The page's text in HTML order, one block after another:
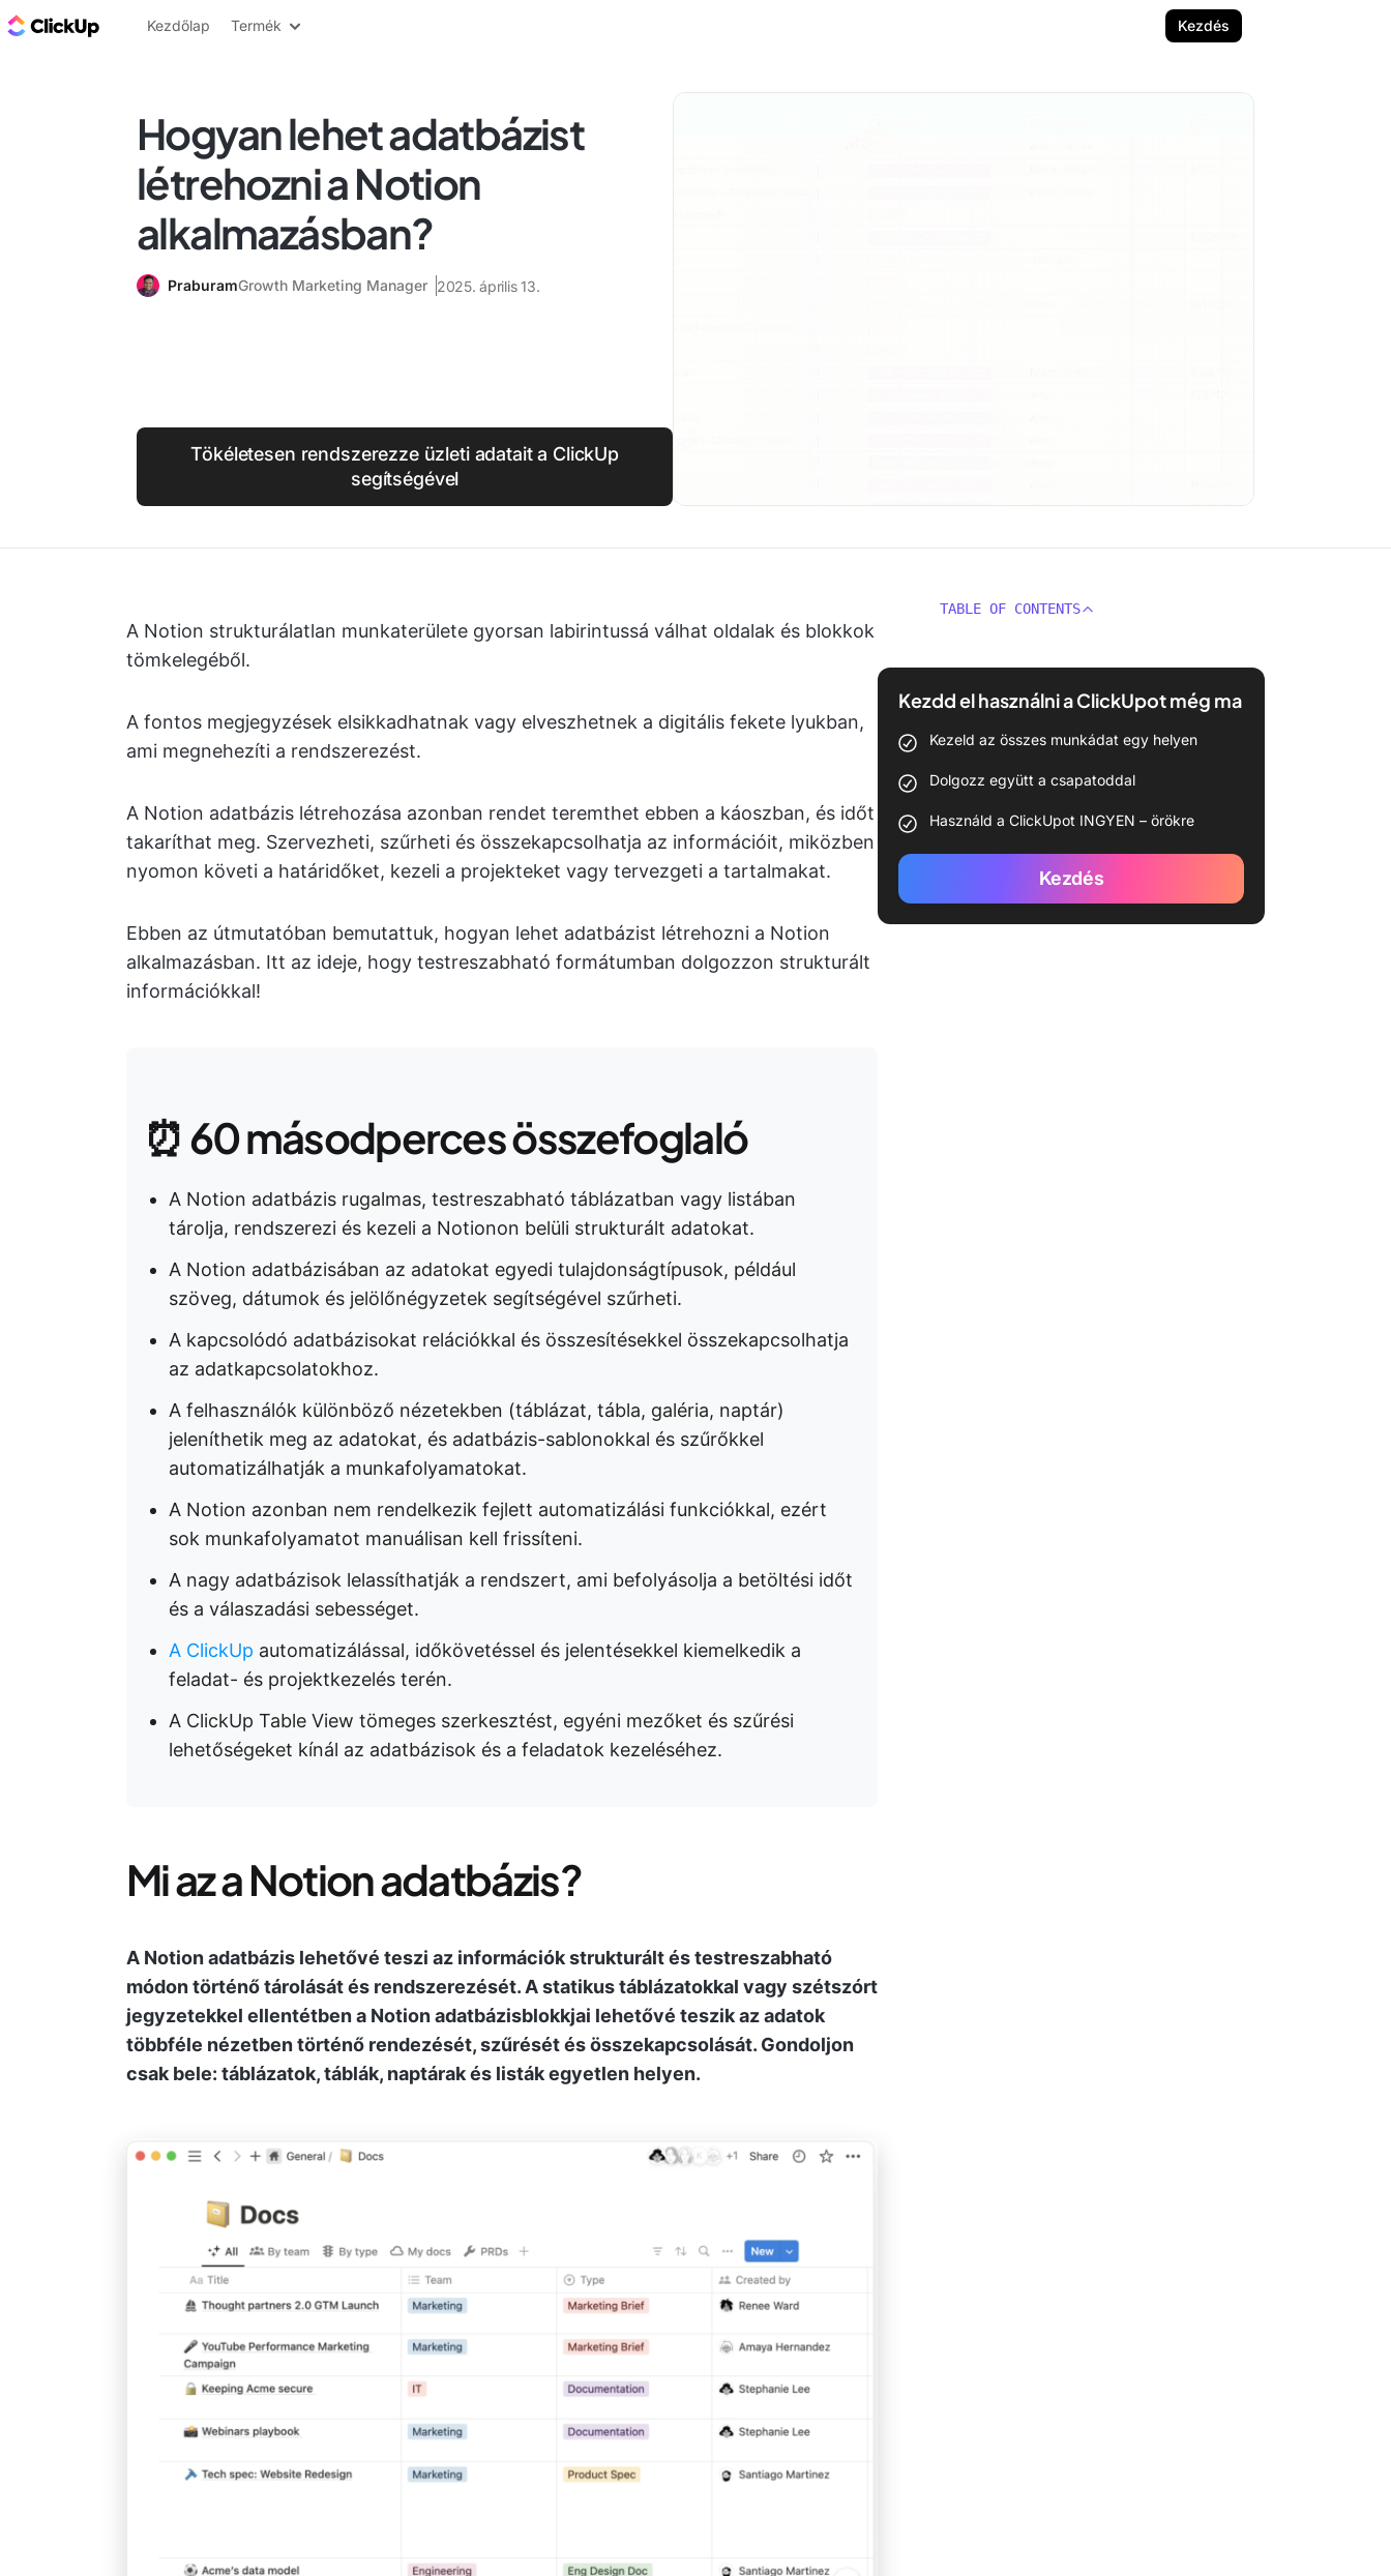
ClickUp blog
Kezdőlap Termék Kezdés
Hogyan lehet adatbázist
létrehozni a Notion
alkalmazásban?
PraburamGrowth Marketing Manager 2025. április 13.
Tökéletesen rendszerezze üzleti adatait a ClickUp
segítségével
A Notion strukturálatlan munkaterülete gyorsan labirintussá válhat oldalak és blokkok
tömkelegéből.
A fontos megjegyzések elsikkadhatnak vagy elveszhetnek a digitális fekete lyukban,
ami megnehezíti a rendszerezést.
A Notion adatbázis létrehozása azonban rendet teremthet ebben a káoszban, és időt
takaríthat meg. Szervezheti, szűrheti és összekapcsolhatja az információit, miközben
nyomon követi a határidőket, kezeli a projekteket vagy tervezgeti a tartalmakat.
Ebben az útmutatóban bemutattuk, hogyan lehet adatbázist létrehozni a Notion
alkalmazásban. Itt az ideje, hogy testreszabható formátumban dolgozzon strukturált
információkkal!
⏰ 60 másodperces összefoglaló
A Notion adatbázis rugalmas, testreszabható táblázatban vagy listában
tárolja, rendszerezi és kezeli a Notionon belüli strukturált adatokat.
A Notion adatbázisában az adatokat egyedi tulajdonságtípusok, például
szöveg, dátumok és jelölőnégyzetek segítségével szűrheti.
A kapcsolódó adatbázisokat relációkkal és összesítésekkel összekapcsolhatja
az adatkapcsolatokhoz.
A felhasználók különböző nézetekben (táblázat, tábla, galéria, naptár)
jeleníthetik meg az adatokat, és adatbázis-sablonokkal és szűrőkkel
automatizálhatják a munkafolyamatokat.
A Notion azonban nem rendelkezik fejlett automatizálási funkciókkal, ezért
sok munkafolyamatot manuálisan kell frissíteni.
A nagy adatbázisok lelassíthatják a rendszert, ami befolyásolja a betöltési időt
és a válaszadási sebességet.
A ClickUp automatizálással, időkövetéssel és jelentésekkel kiemelkedik a
feladat- és projektkezelés terén.
A ClickUp Table View tömeges szerkesztést, egyéni mezőket és szűrési
lehetőségeket kínál az adatbázisok és a feladatok kezeléséhez.
Mi az a Notion adatbázis?
A Notion adatbázis lehetővé teszi az információk strukturált és testreszabható
módon történő tárolását és rendszerezését. A statikus táblázatokkal vagy szétszórt
jegyzetekkel ellentétben a Notion adatbázisblokkjai lehetővé teszik az adatok
többféle nézetben történő rendezését, szűrését és összekapcsolását. Gondoljon
csak bele: táblázatok, táblák, naptárak és listák egyetlen helyen.
TABLE OF CONTENTS
Kezdd el használni a ClickUpot még ma
Kezeld az összes munkádat egy helyen
Dolgozz együtt a csapatoddal
Használd a ClickUpot INGYEN – örökre
Kezdés